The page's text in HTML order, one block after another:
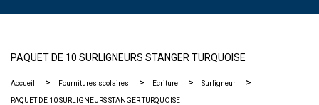
PAQUET DE 10 SURLIGNEURS STANGER TURQUOISE
Accueil Fournitures scolaires Ecriture Surligneur
PAQUET DE 10 SURLIGNEURS STANGER TURQUOISE